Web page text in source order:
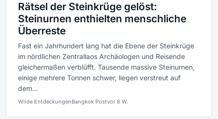
Rätsel der Steinkrüge gelöst:
Steinurnen enthielten menschliche
Überreste
Fast ein Jahrhundert lang hat die Ebene der Steinkrüge
im nördlichen Zentrallaos Archäologen und Reisende
gleichermaßen verblüfft. Tausende massive Steinurnen,
einige mehrere Tonnen schwer, liegen verstreut auf
dem...
Wilde EntdeckungenBangkok Postvor 8 W.